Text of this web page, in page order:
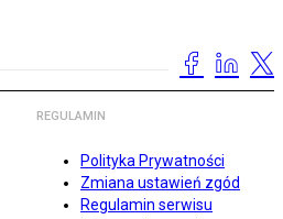
REGULAMIN
Polityka Prywatności
Zmiana ustawień zgód
Regulamin serwisu